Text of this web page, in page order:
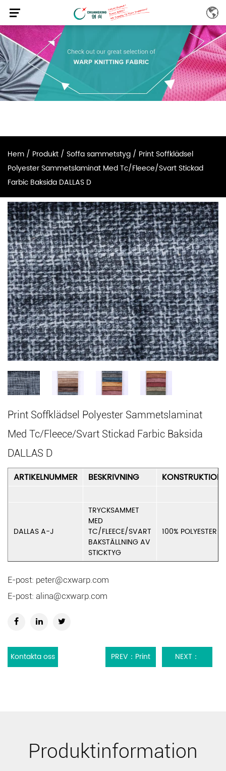
Hem / Produkt / Soffa sammetstyg / Print Soffklädsel
Polyester Sammetslaminat Med Tc/Fleece/Svart Stickad
Farbic Baksida DALLAS D
Print Soffklädsel Polyester Sammetslaminat
Med Tc/Fleece/Svart Stickad Farbic Baksida
DALLAS D
ARTIKELNUMMER BESKRIVNING KONSTRUKTION
DALLAS A-J
TRYCKSAMMET
MED
TC/FLEECE/SVART
BAKSTÄLLNING AV
STICKTYG
100% POLYESTER
E-post: peter@cxwarp.com
E-post: alina@cxwarp.com
Kontakta oss
PREV：Print
Tc/Fleece/Svart
NEXT：
Soffklädsel
Produktinformation